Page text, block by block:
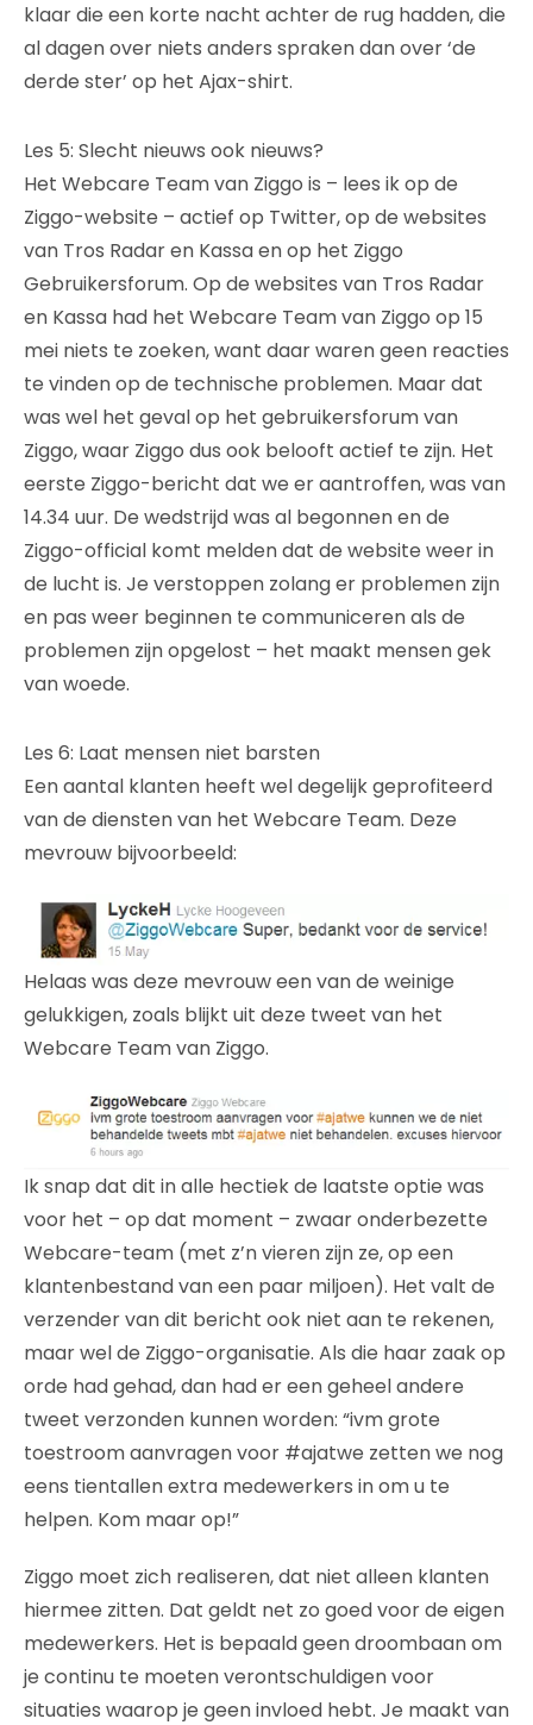
klaar die een korte nacht achter de rug hadden, die
al dagen over niets anders spraken dan over ‘de
derde ster’ op het Ajax-shirt.
Les 5: Slecht nieuws ook nieuws?
Het Webcare Team van Ziggo is – lees ik op de
Ziggo-website – actief op Twitter, op de websites
van Tros Radar en Kassa en op het Ziggo
Gebruikersforum. Op de websites van Tros Radar
en Kassa had het Webcare Team van Ziggo op 15
mei niets te zoeken, want daar waren geen reacties
te vinden op de technische problemen. Maar dat
was wel het geval op het gebruikersforum van
Ziggo, waar Ziggo dus ook belooft actief te zijn. Het
eerste Ziggo-bericht dat we er aantroffen, was van
14.34 uur. De wedstrijd was al begonnen en de
Ziggo-official komt melden dat de website weer in
de lucht is. Je verstoppen zolang er problemen zijn
en pas weer beginnen te communiceren als de
problemen zijn opgelost – het maakt mensen gek
van woede.
Les 6: Laat mensen niet barsten
Een aantal klanten heeft wel degelijk geprofiteerd
van de diensten van het Webcare Team. Deze
mevrouw bijvoorbeeld:
Helaas was deze mevrouw een van de weinige
gelukkigen, zoals blijkt uit deze tweet van het
Webcare Team van Ziggo.
Ik snap dat dit in alle hectiek de laatste optie was
voor het – op dat moment – zwaar onderbezette
Webcare-team (met z’n vieren zijn ze, op een
klantenbestand van een paar miljoen). Het valt de
verzender van dit bericht ook niet aan te rekenen,
maar wel de Ziggo-organisatie. Als die haar zaak op
orde had gehad, dan had er een geheel andere
tweet verzonden kunnen worden: “ivm grote
toestroom aanvragen voor #ajatwe zetten we nog
eens tientallen extra medewerkers in om u te
helpen. Kom maar op!”
Ziggo moet zich realiseren, dat niet alleen klanten
hiermee zitten. Dat geldt net zo goed voor de eigen
medewerkers. Het is bepaald geen droombaan om
je continu te moeten verontschuldigen voor
situaties waarop je geen invloed hebt. Je maakt van